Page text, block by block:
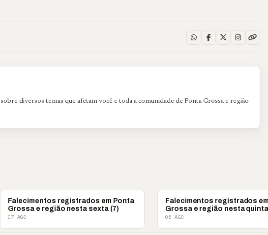
diversos temas que afetam você e toda a comunidade de Ponta Grossa e região
OBITUÁRIO
Falecimentos registrados em Ponta
Grossa e região nesta sexta (7)
07 AGO
OBITUÁRIO
Falecimentos registrados
Grossa e região nesta
06 AGO